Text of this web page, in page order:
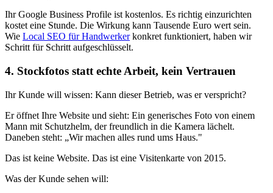
Ihr Google Business Profile ist kostenlos. Es richtig einzurichten
kostet eine Stunde. Die Wirkung kann Tausende Euro wert sein.
Wie Local SEO für Handwerkerkonkret funktioniert, haben wir
Schritt für Schritt aufgeschlüsselt.
4. Stockfotos statt echte Arbeit, kein Vertrauen
Ihr Kunde will wissen: Kann dieser Betrieb, was er verspricht?
Er öffnet Ihre Website und sieht: Ein generisches Foto von einem
Mann mit Schutzhelm, der freundlich in die Kamera lächelt.
Daneben steht: „Wir machen alles rund ums Haus."
Das ist keine Website. Das ist eine Visitenkarte von 2015.
Was der Kunde sehen will: